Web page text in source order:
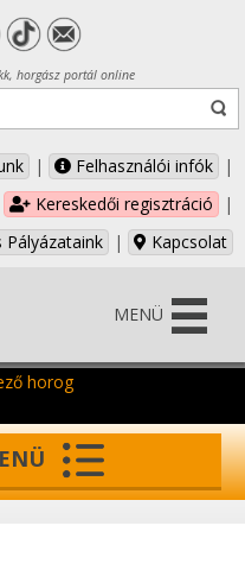
horgász portál online
| Felhasználói infók
|
Kereskedői regisztráció
|
Pályázataink
| Kapcsolat
MENÜ
horog